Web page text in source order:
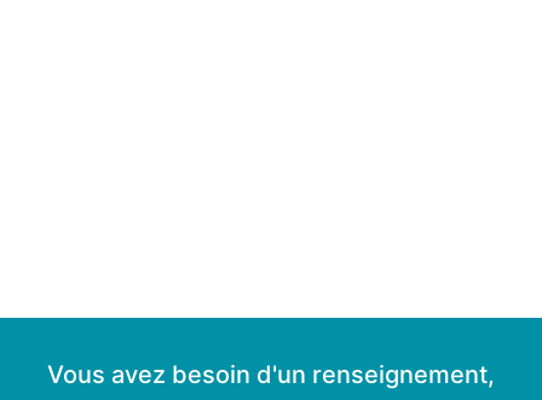
Vous avez besoin d'un renseignement,